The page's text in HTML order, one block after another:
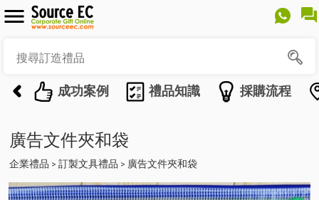
成功案例 禮品知識 採購流程
廣告文件夾和袋
企業禮品 > 訂製文具禮品 > 廣告文件夾和袋